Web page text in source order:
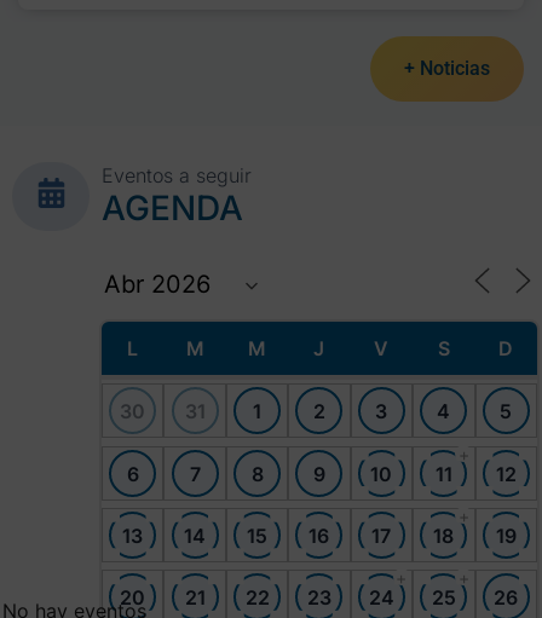
+ Noticias
Eventos a seguir
AGENDA
L M M J V S D
30 31 1 2 3 4 5
6 7 8 9 10 11
+
12
13 14 15 16 17 18
+
19
20 21 22 23 24
+
25
+
26
No hay eventos